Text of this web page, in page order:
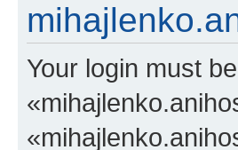
Your login must